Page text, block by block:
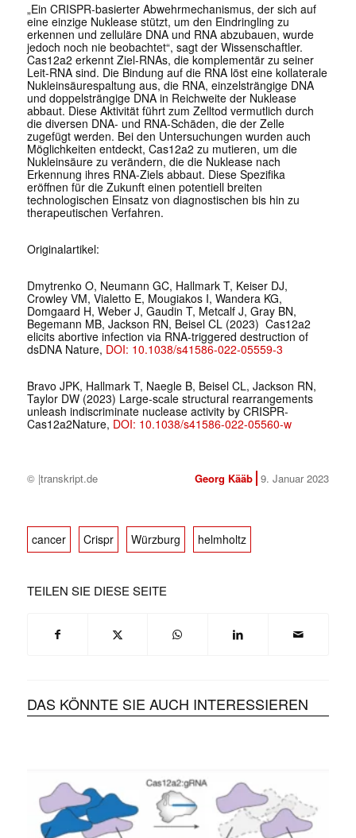
„Ein CRISPR-basierter Abwehrmechanismus, der sich auf
eine einzige Nuklease stützt, um den Eindringling zu
erkennen und zelluläre DNA und RNA abzubauen, wurde
jedoch noch nie beobachtet“, sagt der Wissenschaftler.
Cas12a2 erkennt Ziel-RNAs, die komplementär zu seiner
Leit-RNA sind. Die Bindung auf die RNA löst eine kollaterale
Nukleinsäurespaltung aus, die RNA, einzelsträngige DNA
und doppelsträngige DNA in Reichweite der Nuklease
abbaut. Diese Aktivität führt zum Zelltod vermutlich durch
die diversen DNA- und RNA-Schäden, die der Zelle
zugefügt werden. Bei den Untersuchungen wurden auch
Möglichkeiten entdeckt, Cas12a2 zu mutieren, um die
Nukleinsäure zu verändern, die die Nuklease nach
Erkennung ihres RNA-Ziels abbaut. Diese Spezifika
eröffnen für die Zukunft einen potentiell breiten
technologischen Einsatz von diagnostischen bis hin zu
therapeutischen Verfahren.
Originalartikel:
Dmytrenko O, Neumann GC, Hallmark T, Keiser DJ,
Crowley VM, Vialetto E, Mougiakos I, Wandera KG,
Domgaard H, Weber J, Gaudin T, Metcalf J, Gray BN,
Begemann MB, Jackson RN, Beisel CL (2023) Cas12a2
elicits abortive infection via RNA-triggered destruction of
dsDNA Nature, DOI: 10.1038/s41586-022-05559-3
Bravo JPK, Hallmark T, Naegle B, Beisel CL, Jackson RN,
Taylor DW (2023) Large-scale structural rearrangements
unleash indiscriminate nuclease activity by CRISPR-
Cas12a2Nature, DOI: 10.1038/s41586-022-05560-w
© |transkript.de Georg Kääb 9. Januar 2023
cancer Crispr Würzburg helmholtz
TEILEN SIE DIESE SEITE
DAS KÖNNTE SIE AUCH INTERESSIEREN